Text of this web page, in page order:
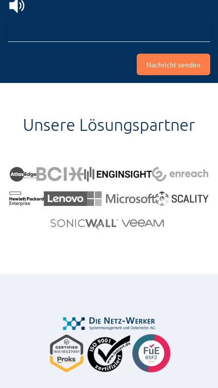
Nachricht senden
Unsere Lösungspartner